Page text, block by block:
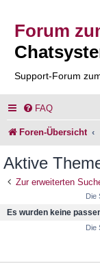
Forum
Support-Forum
FAQ
Foren-Übersicht
Aktive
Zur erweiterten
Die
Es wurden keine
Die